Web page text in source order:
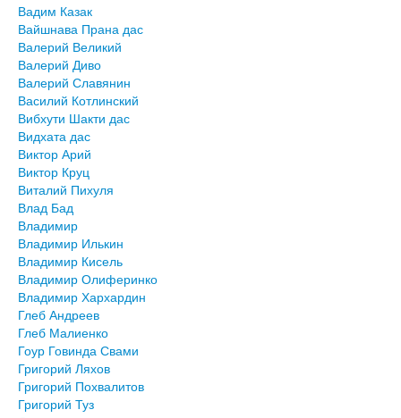
Вадим Казак
Вайшнава Прана дас
Валерий Великий
Валерий Диво
Валерий Славянин
Василий Котлинский
Вибхути Шакти дас
Видхата дас
Виктор Арий
Виктор Круц
Виталий Пихуля
Влад Бад
Владимир
Владимир Илькин
Владимир Кисель
Владимир Олиферинко
Владимир Хархардин
Глеб Андреев
Глеб Малиенко
Гоур Говинда Свами
Григорий Ляхов
Григорий Похвалитов
Григорий Туз